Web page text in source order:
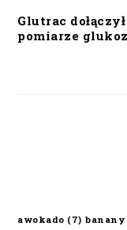
Glutrac
pomiarze
awokado (7) banany